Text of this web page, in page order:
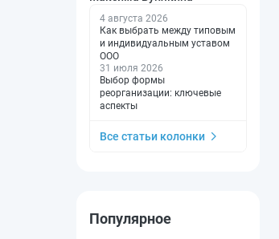
4 августа 2026
Как выбрать между типовым
и индивидуальным уставом
ООО
31 июля 2026
Выбор формы
реорганизации: ключевые
аспекты
Все статьи колонки
Популярное